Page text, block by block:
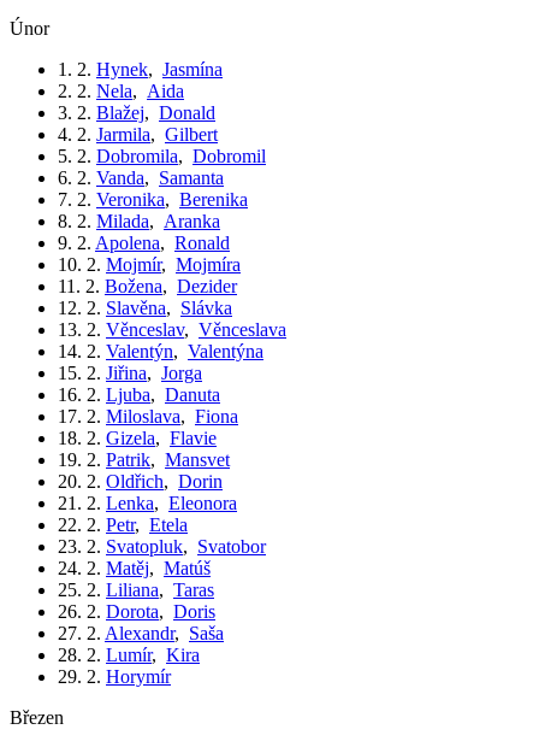
únor
1. 2. Hynek, Jasmína
2. 2. Nela, Aida
3. 2. Blažej, Donald
4. 2. Jarmila, Gilbert
5. 2. Dobromila, Dobromil
6. 2. Vanda, Samanta
7. 2. Veronika, Berenika
8. 2. Milada, Aranka
9. 2. Apolena, Ronald
10. 2. Mojmír, Mojmíra
11. 2. Božena, Dezider
12. 2. Slavěna, Slávka
13. 2. Věnceslav, Věnceslava
14. 2. Valentýn, Valentýna
15. 2. Jiřina, Jorga
16. 2. Ljuba, Danuta
17. 2. Miloslava, Fiona
18. 2. Gizela, Flavie
19. 2. Patrik, Mansvet
20. 2. Oldřich, Dorin
21. 2. Lenka, Eleonora
22. 2. Petr, Etela
23. 2. Svatopluk, Svatobor
24. 2. Matěj, Matúš
25. 2. Liliana, Taras
26. 2. Dorota, Doris
27. 2. Alexandr, Saša
28. 2. Lumír, Kira
29. 2. Horymír
březen